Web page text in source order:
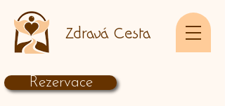
Rezervace
Zdravá Cesta